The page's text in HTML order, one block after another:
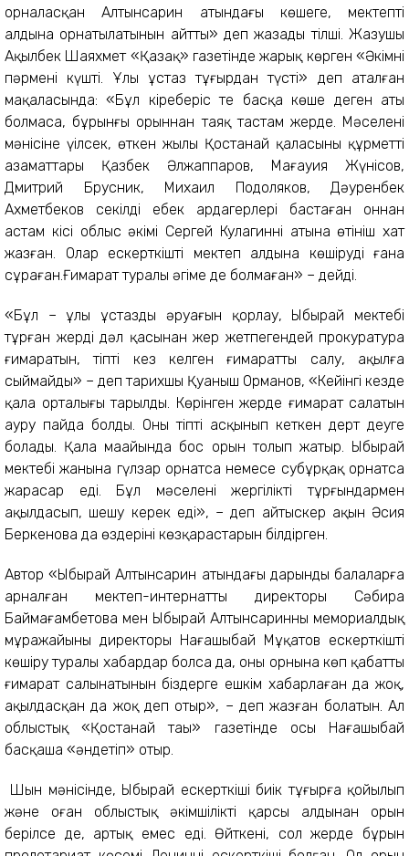
орналасқан Алтынсарин атындағы көшеге, мектептің
алдына орнатылатынын айтты» деп жазады тілші. Жазушы
Ақылбек Шаяхмет «Қазақ» газетінде жарық көрген «Әкімнің
пәрмені күшті. Ұлы ұстаз тұғырдан түсті» деп аталған
мақаласында: «Бұл кіреберіс те басқа көше деген аты
болмаса, бұрынғы орыннан таяқ тастам жерде. Мәселенің
мәнісіне үңілсек, өткен жылы Қостанай қаласының құрметті
азаматтары Қазбек Әлжаппаров, Мағауия Жүнісов,
Дмитрий Брусник, Михаил Подоляков, Дәуренбек
Ахметбеков секілді еңбек ардагерлері бастаған оннан
астам кісі облыс әкімі Сергей Кулагиннің атына өтініш хат
жазған. Олар ескерткішті мектеп алдына көшіруді ғана
сұраған.Ғимарат туралы әңгіме де болмаған» – дейді.
«Бұл – ұлы ұстаздың әруағын қорлау, Ыбырай мектебі
тұрған жердің дәл қасынан жер жетпегендей прокуратура
ғимаратын, тіпті кез келген ғимаратты салу, ақылға
сыймайды» – деп тарихшы Қуаныш Орманов, «Кейінгі кезде
қала орталығы тарылды. Көрінген жерде ғимарат салатын
ауру пайда болды. Оны тіпті асқынып кеткен дерт деуге
болады. Қала маңайында бос орын толып жатыр. Ыбырай
мектебі жанына гүлзар орнатса немесе субұрқақ орнатса
жарасар еді. Бұл мәселені жергілікті тұрғындармен
ақылдасып, шешу керек еді», – деп айтыскер ақын Әсия
Беркенова да өздерінің көзқарастарын білдірген.
Автор «Ыбырай Алтынсарин атындағы дарынды балаларға
арналған мектеп-интернаттың директоры Сәбира
Баймағамбетова мен Ыбырай Алтынсаринның мемориалдық
мұражайының директоры Нағашыбай Мұқатов ескерткішті
көшіру туралы хабардар болса да, оның орнына көп қабатты
ғимарат салынатынын біздерге ешкім хабарлаған да жоқ,
ақылдасқан да жоқ деп отыр», – деп жазған болатын. Ал
облыстық «Қостанай таңы» газетінде осы Нағашыбай
басқаша «әндетіп» отыр.
Шын мәнісінде, Ыбырай ескерткіші биік тұғырға қойылып
және оған облыстық әкімшіліктің қарсы алдынан орын
берілсе де, артық емес еді. Өйткені, сол жерде бұрын